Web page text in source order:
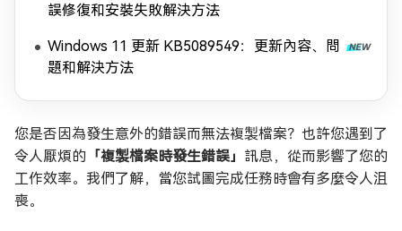
誤修復和安裝失敗解決方法
Windows 11 更新 KB5089549：更新內容、問
題和解決方法
您是否因為發生意外的錯誤而無法複製檔案？也許您遇到了
令人厭煩的 「複製檔案時發生錯誤」 訊息，從而影響了您的
工作效率。我們了解，當您試圖完成任務時會有多麼令人沮
喪。